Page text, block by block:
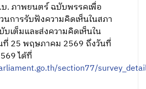
. ภาพยนตร์ ฉบับพรรคเพื่อ
นการรับฟังความคิดเห็นในสภา
บเต็มและส่งความคิดเห็นใน
25 พฤษภาคม 2569 ถึงวันที่
ได้ที่
section77/